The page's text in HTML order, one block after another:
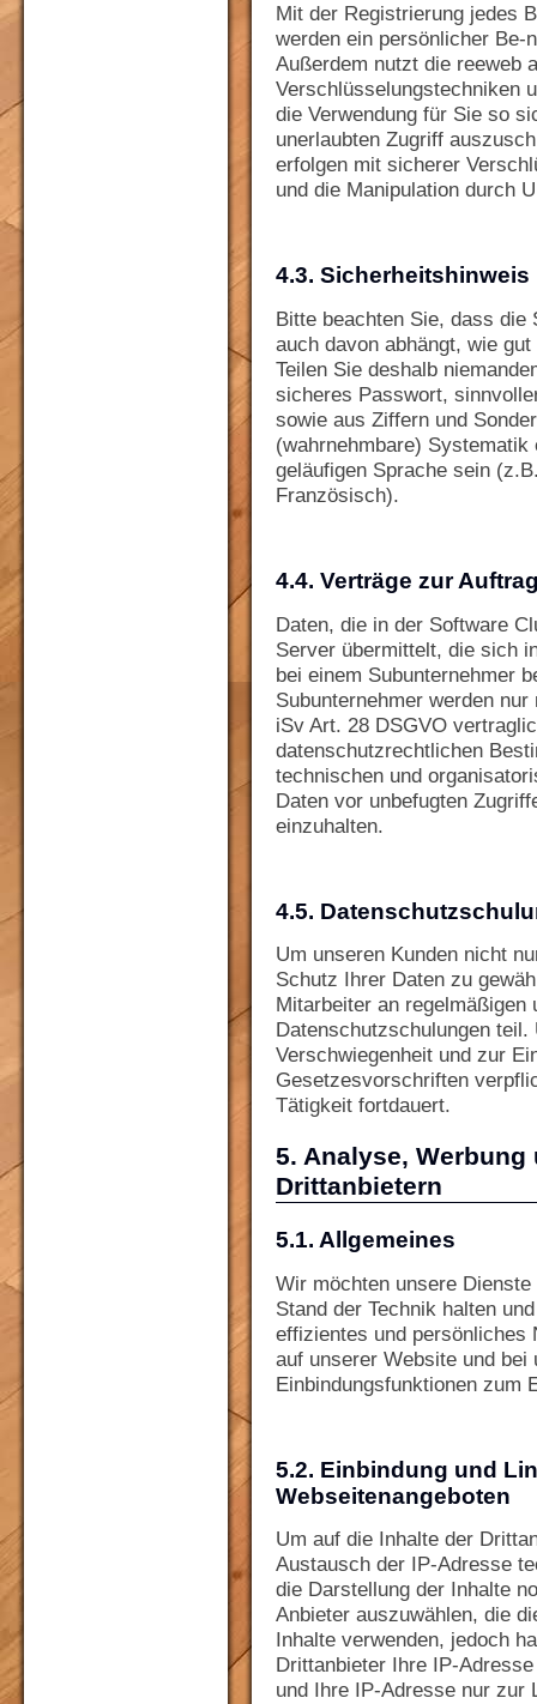
Mit der Registrierung jedes
werden ein persönlicher Be-
Außerdem nutzt die reeweb
Verschlüsselungstechniken
die Verwendung für Sie so
unerlaubten Zugriff
erfolgen mit sicherer
und die Manipulation durch
4.3. Sicherheitshinweis
Bitte beachten Sie, dass die
auch davon abhängt, wie
Teilen Sie deshalb
sicheres Passwort,
sowie aus Ziffern und
(wahrnehmbare)
geläufigen Sprache sein
Französisch).
4.4. Verträge zur
Daten, die in der Software
Server übermittelt, die sich
bei einem Subunternehmer
Subunternehmer werden
iSv Art. 28 DSGVO
datenschutzrechtlichen
technischen und
Daten vor unbefugten
einzuhalten.
4.5.
Um unseren Kunden nicht
Schutz Ihrer Daten zu
Mitarbeiter an regelmäßigen
Datenschutzschulungen
Verschwiegenheit und zur
Gesetzesvorschriften
Tätigkeit fortdauert.
5. Analyse,
Drittanbietern
5.1. Allgemeines
Wir möchten unsere
Stand der Technik halten
effizientes und persönliches
auf unserer Website und
Einbindungsfunktionen zum
5.2. Einbindung und
Webseitenangeboten
Um auf die Inhalte der
Austausch der IP-Adresse
die Darstellung der Inhalte
Anbieter auszuwählen, die
Inhalte verwenden, jedoch
Drittanbieter Ihre IP-
und Ihre IP-Adresse nur zur